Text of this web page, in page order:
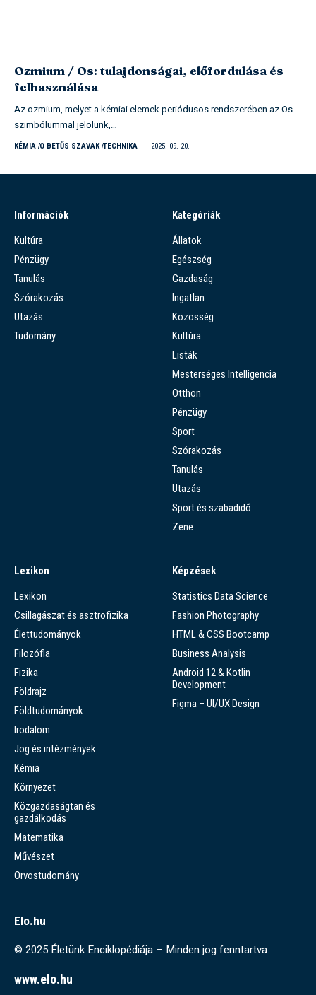
Ozmium / Os: tulajdonságai, előfordulása és
felhasználása
Az ozmium, melyet a kémiai elemek periódusos rendszerében az Os
szimbólummal jelölünk,…
KÉMIA O BETŰS SZAVAK TECHNIKA 2025. 09. 20.
Információk
Kultúra
Pénzügy
Tanulás
Szórakozás
Utazás
Tudomány
Kategóriák
Állatok
Egészség
Gazdaság
Ingatlan
Közösség
Kultúra
Listák
Mesterséges Intelligencia
Otthon
Pénzügy
Sport
Szórakozás
Tanulás
Utazás
Sport és szabadidő
Zene
Lexikon
Lexikon
Csillagászat és asztrofizika
Élettudományok
Filozófia
Fizika
Földrajz
Földtudományok
Irodalom
Jog és intézmények
Kémia
Környezet
Közgazdaságtan és
gazdálkodás
Matematika
Művészet
Orvostudomány
Képzések
Statistics Data Science
Fashion Photography
HTML & CSS Bootcamp
Business Analysis
Android 12 & Kotlin
Development
Figma – UI/UX Design
Elo.hu
© 2025 Életünk Enciklopédiája – Minden jog fenntartva.
www.elo.hu